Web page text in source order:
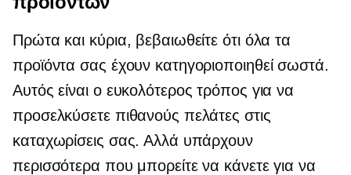
Πρώτα και κύρια, βεβαιωθείτε ότι όλα τα
προϊόντα σας έχουν κατηγοριοποιηθεί σωστά.
Αυτός είναι ο ευκολότερος τρόπος για να
προσελκύσετε πιθανούς πελάτες στις
καταχωρίσεις σας. Αλλά υπάρχουν
περισσότερα που μπορείτε να κάνετε για να